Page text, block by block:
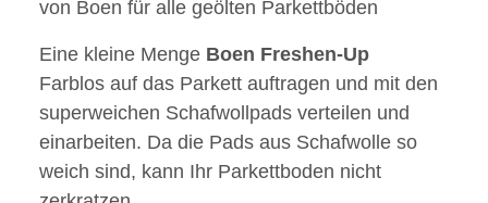
von Boen für alle geölten Parkettböden
Eine kleine Menge Boen Freshen-Up
Farblos auf das Parkett auftragen und mit den
superweichen Schafwollpads verteilen und
einarbeiten. Da die Pads aus Schafwolle so
weich sind, kann Ihr Parkettboden nicht